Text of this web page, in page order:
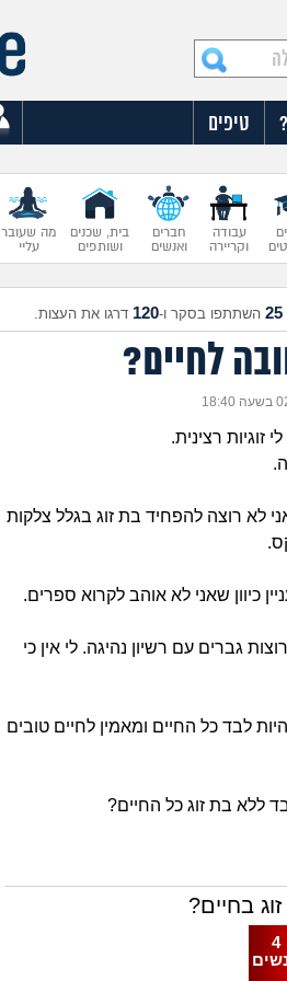
טיפים
עבודה
וקריירה
חברים
ואנשים
בית, שכנים
ושותפים
מה שעובר
עליי
25 השתתפו בסקר ו-120 דרגו את העצות.
לחיים?
לא רוצה להפחיד בת זוג בגלל צלקות
כיוון שאני לא אוהב לקרוא ספרים.
גברים עם רשיון נהיגה. לי אין כי
לבד כל החיים ומאמין לחיים טובים
ללא בת זוג כל החיים?
בחיים?
4